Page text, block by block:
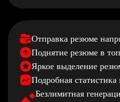
Отправка резюме
Поднятие резюме в
Яркое выделение
Подробная
Безлимитная